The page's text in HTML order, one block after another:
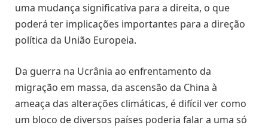
uma mudança significativa para a direita, o que
poderá ter implicações importantes para a direção
política da União Europeia.
Da guerra na Ucrânia ao enfrentamento da
migração em massa, da ascensão da China à
ameaça das alterações climáticas, é difícil ver como
um bloco de diversos países poderia falar a uma só